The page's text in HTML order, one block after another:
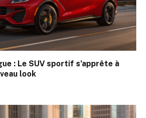
: Le SUV sportif s’apprête à
look